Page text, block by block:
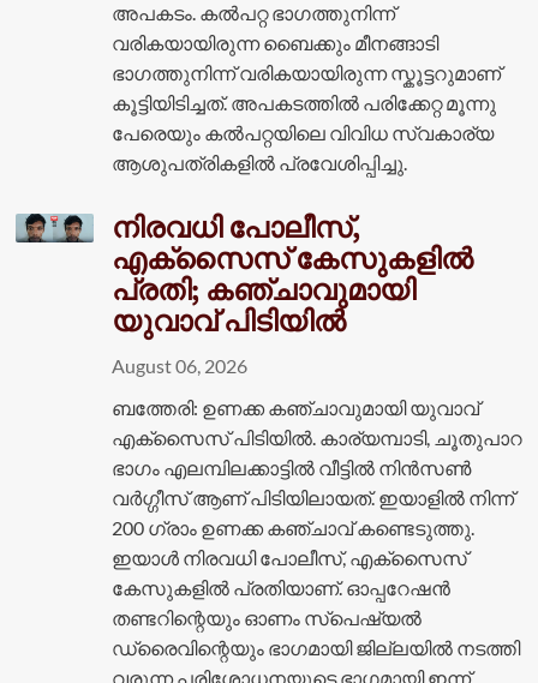
അപകടം. കൽപറ്റ ഭാഗത്തുനിന്ന്
വരികയായിരുന്ന ബൈക്കും മീനങ്ങാടി
ഭാഗത്തുനിന്ന് വരികയായിരുന്ന സ്കൂട്ടറുമാണ്
കൂട്ടിയിടിച്ചത്. അപകടത്തിൽ പരിക്കേറ്റ മൂന്നു
പേരെയും കൽപറ്റയിലെ വിവിധ സ്വകാര്യ
ആശുപത്രികളിൽ പ്രവേശിപ്പിച്ചു.
നിരവധി പോലീസ്,
എക്സൈസ് കേസുകളിൽ
പ്രതി; കഞ്ചാവുമായി
യുവാവ് പിടിയിൽ
August 06, 2026
ബത്തേരി: ഉണക്ക കഞ്ചാവുമായി യുവാവ്
എക്സെെസ് പിടിയിൽ. കാര്യമ്പാടി, ചൂതുപാറ
ഭാഗം എലമ്പിലക്കാട്ടിൽ വീട്ടിൽ നിൻസൺ
വർഗ്ഗീസ് ആണ് പിടിയിലായത്. ഇയാളിൽ നിന്ന്
200 ഗ്രാം ഉണക്ക കഞ്ചാവ് കണ്ടെടുത്തു.
ഇയാൾ നിരവധി പോലീസ്, എക്സൈസ്
കേസുകളിൽ പ്രതിയാണ്. ഓപ്പറേഷൻ
തണ്ടറിന്റെയും ഓണം സ്പെഷ്യൽ
ഡ്രൈവിന്റെയും ഭാഗമായി ജില്ലയിൽ നടത്തി
വരുന്ന പരിശോധനയുടെ ഭാ​ഗമായി ഇന്ന്